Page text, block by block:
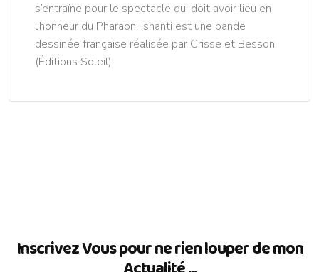
s’entraîne pour le spectacle qui doit avoir lieu en
l’honneur du Pharaon. Ishanti est une bande
dessinée française réalisée par Crisse et Besson
(Éditions Soleil).
Inscrivez Vous pour ne rien louper de mon